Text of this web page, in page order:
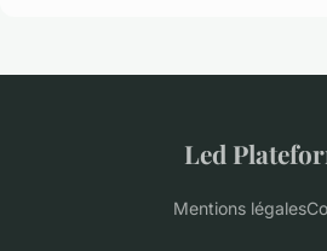
Led
Mentions légales